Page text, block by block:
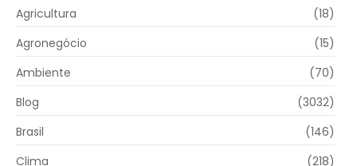
Agricultura
(18)
Agronegócio
(15)
Ambiente
(70)
Blog
(3032)
Brasil
(146)
Clima
(218)